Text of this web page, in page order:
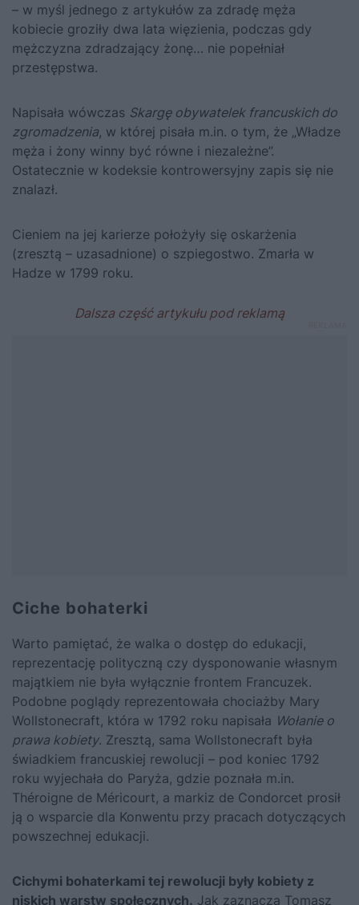
– w myśl jednego z artykułów za zdradę męża
kobiecie groziły dwa lata więzienia, podczas gdy
mężczyzna zdradzający żonę… nie popełniał
przestępstwa.
Napisała wówczas Skargę obywatelek francuskich do
zgromadzenia, w której pisała m.in. o tym, że „Władze
męża i żony winny być równe i niezależne”.
Ostatecznie w kodeksie kontrowersyjny zapis się nie
znalazł.
Cieniem na jej karierze położyły się oskarżenia
(zresztą – uzasadnione) o szpiegostwo. Zmarła w
Hadze w 1799 roku.
Ciche bohaterki
Warto pamiętać, że walka o dostęp do edukacji,
reprezentację polityczną czy dysponowanie własnym
majątkiem nie była wyłącznie frontem Francuzek.
Podobne poglądy reprezentowała chociażby Mary
Wollstonecraft, która w 1792 roku napisała Wołanie o
prawa kobiety. Zresztą, sama Wollstonecraft była
świadkiem francuskiej rewolucji – pod koniec 1792
roku wyjechała do Paryża, gdzie poznała m.in.
Théroigne de Méricourt, a markiz de Condorcet prosił
ją o wsparcie dla Konwentu przy pracach dotyczących
powszechnej edukacji.
Cichymi bohaterkami tej rewolucji były kobiety z
niskich warstw społecznych. Jak zaznacza Tomasz